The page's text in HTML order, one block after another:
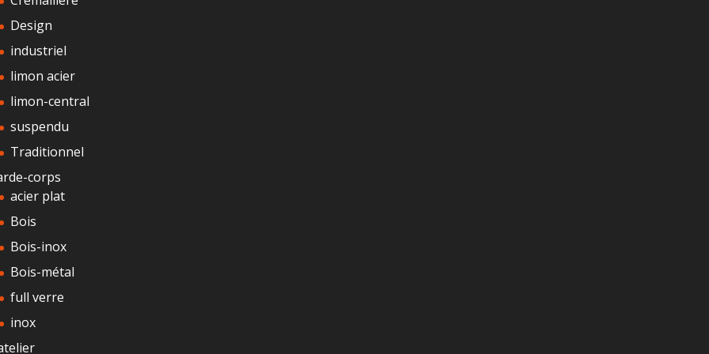
Design
industriel
limon acier
limon-central
suspendu
Traditionnel
corps
acier plat
Bois
Bois-inox
Bois-métal
full verre
inox